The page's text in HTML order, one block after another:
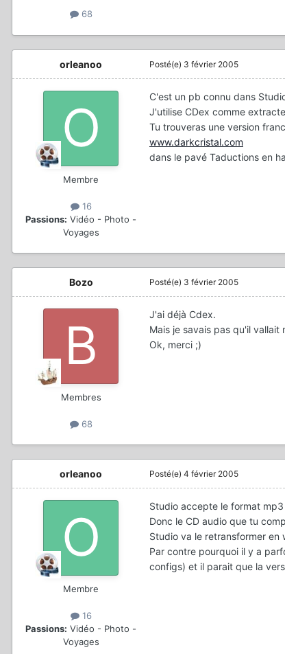
68
orleanoo
Membre
16
Passions: Vidéo - Photo -
Voyages
Posté(e) 3 février 2005
C'est un pb connu dans
J'utilise CDex comme
Tu trouveras une version
www.darkcristal.com
dans le pavé Taductions en
Bozo
Membres
68
Posté(e) 3 février 2005
J'ai déjà Cdex.
Mais je savais pas qu'il vallait
Ok, merci ;)
orleanoo
Membre
16
Passions: Vidéo - Photo -
Voyages
Posté(e) 4 février 2005
Studio accepte le format
Donc le CD audio que tu
Studio va le retransformer en
Par contre pourquoi il y a
configs) et il parait que la